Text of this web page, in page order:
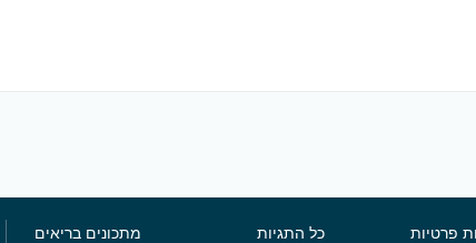
פרטיות
כל התגיות
מתכונים בריאים